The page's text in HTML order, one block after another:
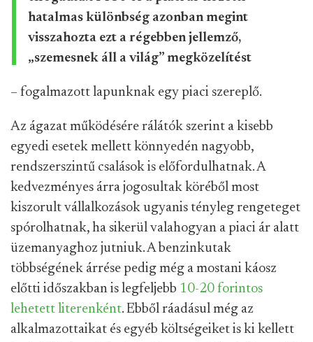
hatalmas különbség azonban megint
visszahozta ezt a régebben jellemző,
„szemesnek áll a világ” megközelítést
– fogalmazott lapunknak egy piaci szereplő.
Az ágazat működésére rálátók szerint a kisebb
egyedi esetek mellett könnyedén nagyobb,
rendszerszintű csalások is előfordulhatnak. A
kedvezményes árra jogosultak köréből most
kiszorult vállalkozások ugyanis tényleg rengeteget
spórolhatnak, ha sikerül valahogyan a piaci ár alatt
üzemanyaghoz jutniuk. A benzinkutak
többségének árrése pedig még a mostani káosz
előtti időszakban is legfeljebb 10-20 forintos
lehetett literenként. Ebből ráadásul még az
alkalmazottaikat és egyéb költségeiket is ki kellett